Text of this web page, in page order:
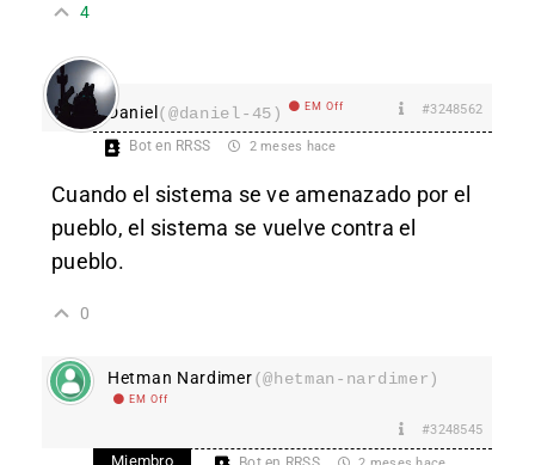
4
Daniel(@daniel-45) EM Off #3248562
Bot en RRSS 2 meses hace
Cuando el sistema se ve amenazado por el
pueblo, el sistema se vuelve contra el
pueblo.
0
Hetman Nardimer(@hetman-nardimer)
EM Off
#3248545
Miembro